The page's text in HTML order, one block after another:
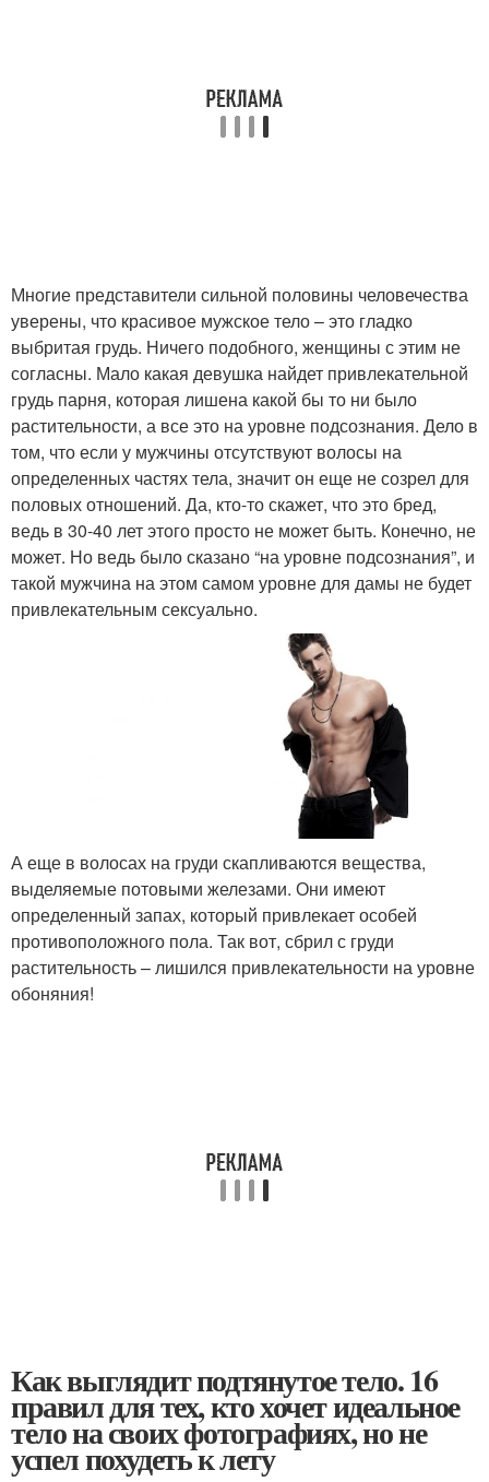
Многие представители сильной половины человечества
уверены, что красивое мужское тело – это гладко
выбритая грудь. Ничего подобного, женщины с этим не
согласны. Мало какая девушка найдет привлекательной
грудь парня, которая лишена какой бы то ни было
растительности, а все это на уровне подсознания. Дело в
том, что если у мужчины отсутствуют волосы на
определенных частях тела, значит он еще не созрел для
половых отношений. Да, кто-то скажет, что это бред,
ведь в 30-40 лет этого просто не может быть. Конечно, не
может. Но ведь было сказано “на уровне подсознания”, и
такой мужчина на этом самом уровне для дамы не будет
привлекательным сексуально.
А еще в волосах на груди скапливаются вещества,
выделяемые потовыми железами. Они имеют
определенный запах, который привлекает особей
противоположного пола. Так вот, сбрил с груди
растительность – лишился привлекательности на уровне
обоняния!
Как выглядит подтянутое тело. 16
правил для тех, кто хочет идеальное
тело на своих фотографиях, но не
успел похудеть к лету